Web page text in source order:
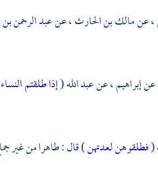
عنمالك بن الحارث ،عنعبد الرحمن
عنإبراهيم ،عنعبد الله(إذا طلقتم
(فطلقوهن لعدتهن) قال : طاهرا من غير